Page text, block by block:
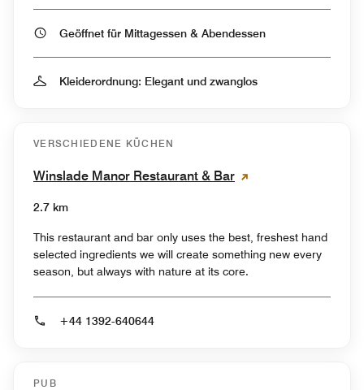
Geöffnet für Mittagessen & Abendessen
Kleiderordnung: Elegant und zwanglos
VERSCHIEDENE KÜCHEN
Winslade Manor Restaurant & Bar
2.7 km
This restaurant and bar only uses the best, freshest hand
selected ingredients we will create something new every
season, but always with nature at its core.
+44 1392-640644
PUB